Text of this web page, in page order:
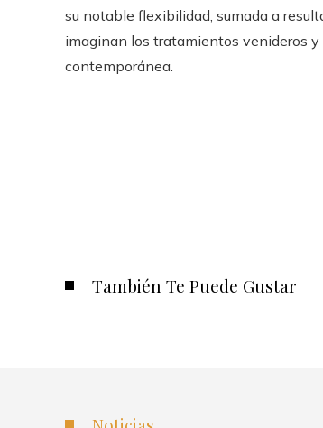
su notable flexibilidad, sumada a
imaginan los tratamientos venideros
contemporánea.
También Te Puede Gustar